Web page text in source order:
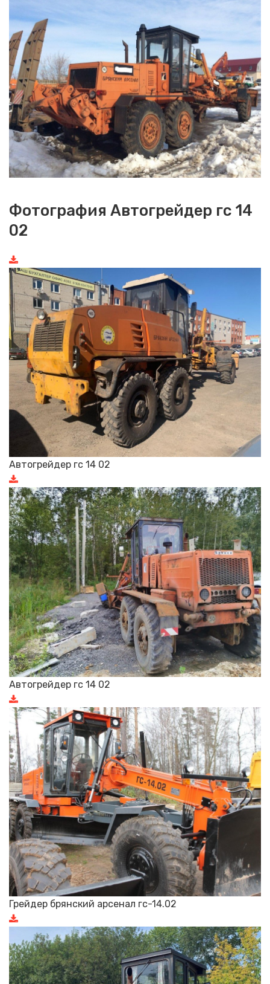
Фотография Автогрейдер гс 14
02
Автогрейдер гс 14 02
Автогрейдер гс 14 02
Грейдер брянский арсенал гс-14.02